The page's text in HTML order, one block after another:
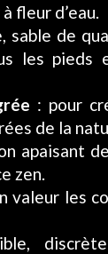
fleur d’eau.
sable de
les pieds
: pour
de la
apaisant de
zen.
valeur les